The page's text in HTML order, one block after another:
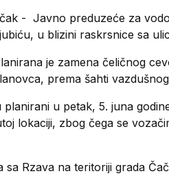
- Javno preduzeće za
u blizini raskrsnice sa
je zamena čeličnog
prema šahti
planirani u petak, 5. juna
lokaciji, zbog čega se
sa Rzava na teritoriji grada